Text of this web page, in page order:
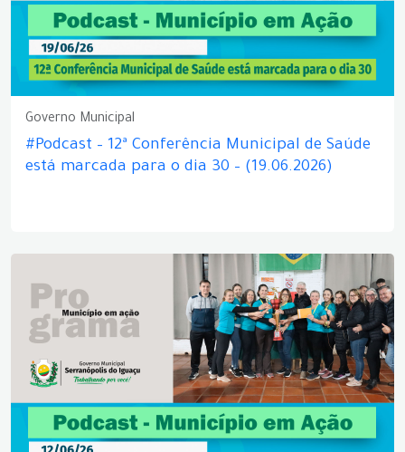
Governo Municipal
#Podcast – 12ª Conferência Municipal de Saúde
está marcada para o dia 30 – (19.06.2026)